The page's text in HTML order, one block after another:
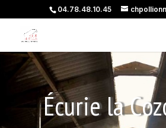
04.78.48.10.45
Écurie la